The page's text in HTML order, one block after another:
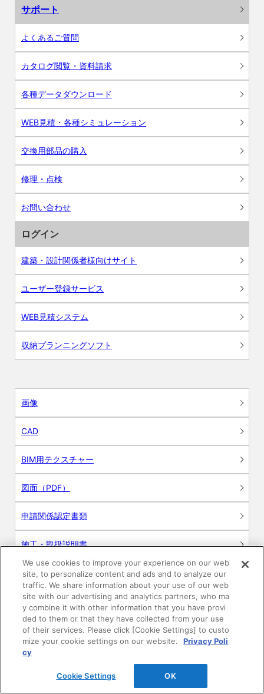
サポート
よくあるご質問
カタログ閲覧・資料請求
各種データダウンロード
WEB見積・各種シミュレーション
交換用部品の購入
修理・点検
お問い合わせ
ログイン
建築・設計関係者様向けサイト
ユーザー登録サービス
WEB見積システム
収納プランニングソフト
画像
CAD
BIM用テクスチャー
図面（PDF）
申請関係認定書類
施工・取扱説明書
動画
シミュレーションツール
24時間換気システム〈エアスマート〉
簡易設計見積ソフト
R&Dセンター環境測定・分析サービス
We use cookies to improve your experience on our web
site, to personalize content and ads and to analyze our
traffic. We share information about your use of our web
site with our advertising and analytics partners, who ma
y combine it with other information that you have provi
ded to them or that they have collected from your use
of their services. Please click [Cookie Settings] to custo
mize your cookie settings on our website.
Privacy Poli
cy
Cookie Settings OK